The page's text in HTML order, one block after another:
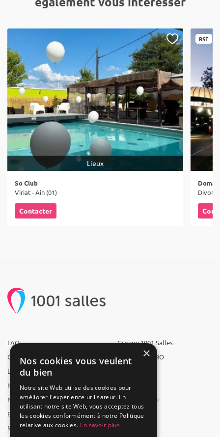
Lieux
So Club
Viriat - Ain (01)
Contacter
RSE
FAQ
Qui sommes-nous ?
L'équipe
Nous recrutons
Nos partenaires
Espace presse
Mentions légales
Groupe 1001 Salles
1001 Salles PRO
1001 Traiteurs
1001 Artistes
Reserverunbar
MP2
×
Nos cookies vous veulent
du bien
Notre site Web utilise des cookies pour
améliorer l'expérience utilisateur. En
utilisant notre site Web, vous acceptez tous
les cookies conformément à notre Politique
relative aux cookies. En savoir plus